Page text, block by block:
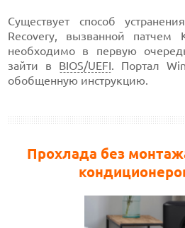
Существует способ
Recovery, вызванной патчем
необходимо в первую
зайти в BIOS/UEFI. Портал
обобщенную инструкцию.
Прохлада без